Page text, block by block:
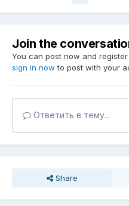
Join the
You can post now and
sign in now to post with your
Ответить в тему...
Share